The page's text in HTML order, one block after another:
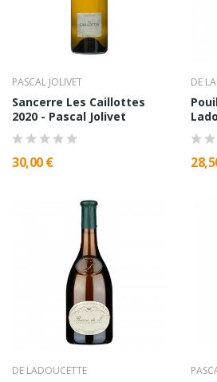
PASCAL JOLIVET
Sancerre Les Caillottes
2020 - Pascal Jolivet
30,00 €
DE
DE LADOUCETTE